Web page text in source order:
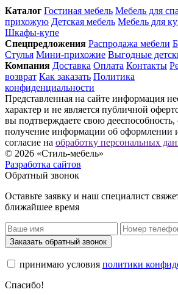
Каталог Гостиная мебель Мебель для
прихожую Детская мебель Мебель для
Шкафы-купе
Спец­предложения Распродажа мебели
Стулья Мини-прихожие Выгодные
Компания Доставка Оплата Контакты
возврат Как заказать Политика
конфиденциальности
Представленная на сайте информация
характер и не является публичной
вы подтверждаете свою дееспособность,
получение информации об оформлении
согласие на обработку персональных
© 2026 «Стиль-мебель»
Разработка сайтов
Обратный звонок
Оставьте заявку и наш специалист
ближайшее время
Заказать обратный звонок
принимаю условия политики
Спасибо!